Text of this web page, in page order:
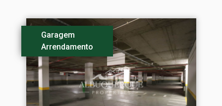
Garagem
Arrendamento